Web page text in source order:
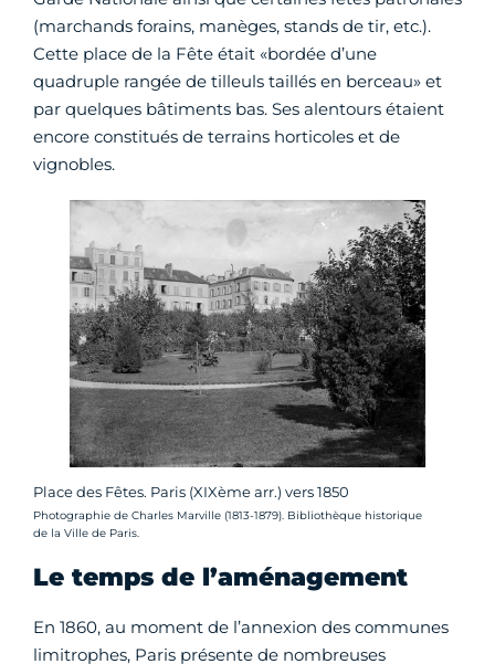
(marchands forains, manèges, stands de tir, etc.).
Cette place de la Fête était «bordée d’une
quadruple rangée de tilleuls taillés en berceau» et
par quelques bâtiments bas. Ses alentours étaient
encore constitués de terrains horticoles et de
vignobles.
Place des Fêtes. Paris (XIXème arr.) vers 1850
Crédit photo :
Photographie de Charles Marville (1813-1879). Bibliothèque historique
de la Ville de Paris.
Le temps de l’aménagement
En 1860, au moment de l’annexion des communes
limitrophes, Paris présente de nombreuses